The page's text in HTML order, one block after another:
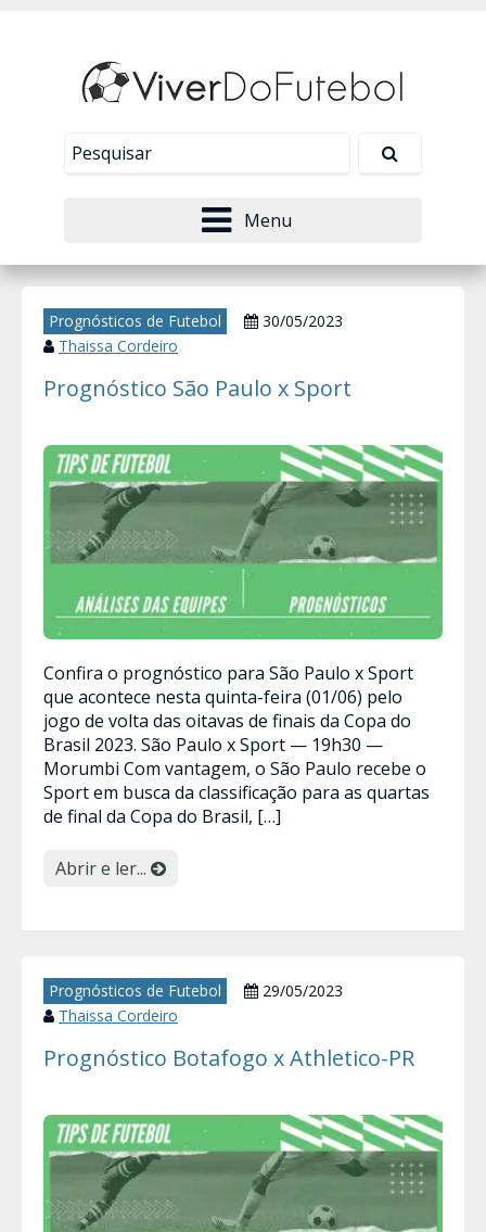
Menu
Prognósticos de Futebol
30/05/2023
Thaissa Cordeiro
Prognóstico São Paulo x Sport
Confira o prognóstico para São Paulo x Sport
que acontece nesta quinta-feira (01/06) pelo
jogo de volta das oitavas de finais da Copa do
Brasil 2023. São Paulo x Sport — 19h30 —
Morumbi Com vantagem, o São Paulo recebe o
Sport em busca da classificação para as quartas
de final da Copa do Brasil, […]
Abrir e ler...
Prognósticos de Futebol
29/05/2023
Thaissa Cordeiro
Prognóstico Botafogo x Athletico-PR